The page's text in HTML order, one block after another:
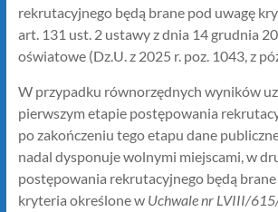
rekrutacyjnego będą brane pod uwagę
art. 131 ust. 2 ustawy z dnia 14 grudnia
oświatowe (Dz.U. z 2025 r. poz. 1043, z
W przypadku równorzędnych wyników
pierwszym etapie postępowania
po zakończeniu tego etapu dane
nadal dysponuje wolnymi miejscami, w
postępowania rekrutacyjnego będą
kryteria określone w Uchwale nr LVIII/